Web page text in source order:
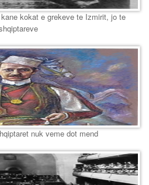
kokat e grekeve te Izmirit, jo te
nuk veme dot mend